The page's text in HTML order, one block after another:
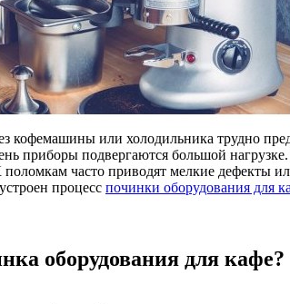
кофемашины или холодильника трудно
приборы подвергаются большой
часто приводят мелкие дефекты
процесс починки оборудования для
оборудования для кафе?